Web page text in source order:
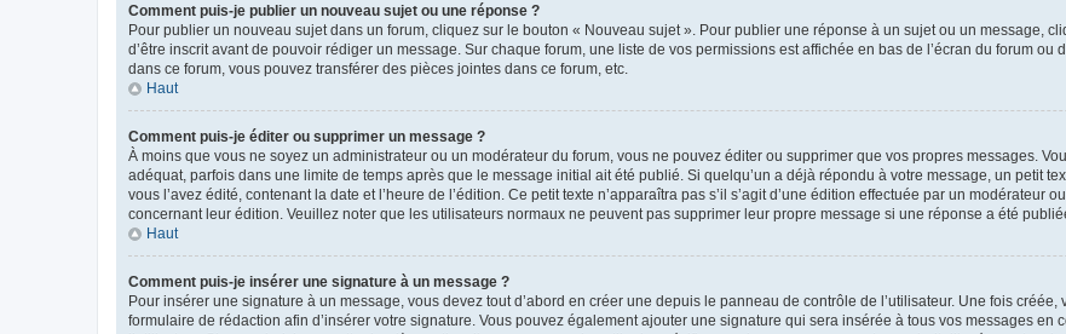
Comment puis-je publier un nouveau sujet ou une réponse ?
Pour publier un nouveau sujet dans un forum, cliquez sur le bouton « Nouveau sujet ». Pour publier une réponse à un sujet ou un message,
d’être inscrit avant de pouvoir rédiger un message. Sur chaque forum, une liste de vos permissions est affichée en bas de l’écran du forum
dans ce forum, vous pouvez transférer des pièces jointes dans ce forum, etc.
Haut
Comment puis-je éditer ou supprimer un message ?
À moins que vous ne soyez un administrateur ou un modérateur du forum, vous ne pouvez éditer ou supprimer que vos propres messages.
adéquat, parfois dans une limite de temps après que le message initial ait été publié. Si quelqu’un a déjà répondu à votre message, un petit
vous l’avez édité, contenant la date et l’heure de l’édition. Ce petit texte n’apparaîtra pas s’il s’agit d’une édition effectuée par un modérateur
concernant leur édition. Veuillez noter que les utilisateurs normaux ne peuvent pas supprimer leur propre message si une réponse a été
Haut
Comment puis-je insérer une signature à un message ?
Pour insérer une signature à un message, vous devez tout d’abord en créer une depuis le panneau de contrôle de l’utilisateur. Une fois créée,
formulaire de rédaction afin d’insérer votre signature. Vous pouvez également ajouter une signature qui sera insérée à tous vos messages